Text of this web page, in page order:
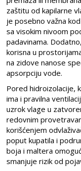
zaštitu od kapilarne
je posebno važna
sa visokim nivoom
padavinama.
korisna u
na zidove nanose
apsorpciju vode.
Pored hidroizolacije,
ima i pravilna
uzrok vlage u
redovnim
korišćenjem
poput kupatila i
boja i maltera
smanjuje rizik od